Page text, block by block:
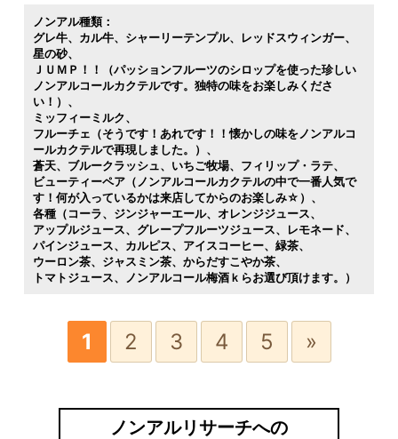
ノンアル種類：
グレ牛
カル牛 シャーリーテンプル
レッドスウィンガー
星の砂
ＪＵＭＰ！！（パッションフルーツのシロップを使った珍しい
ノンアルコールカクテルです。独特の味をお楽しみくださ
い！）
ミッフィーミルク
フルーチェ（そうです！あれです！！懐かしの味をノンアルコ
ールカクテルで再現しました。）
蒼天
ブルークラッシュ いちご牧場
フィリップ・ラテ
ビューティーペア（ノンアルコールカクテルの中で一番人気で
す！何が入っているかは来店してからのお楽しみ☆）
各種（コーラ
ジンジャーエール
オレンジジュース
アップルジュース
グレープフルーツジュース
レモネード
パインジュース
カルピス アイスコーヒー
緑茶
ウーロン茶
ジャスミン茶
からだすこやか茶
トマトジュース
ノンアルコール梅酒ｋらお選び頂けます。）
1 2 3 4 5 »
ノンアルリサーチへの